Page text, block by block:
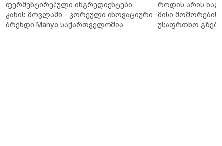
ფერმენტირებული ინგრედიენტები
კანის მოვლაში - კორეული ინოვაციური
ბრენდი Manyo საქართველოშია
როდის არის
მისი მოშორების
უსაფრთხო გზები